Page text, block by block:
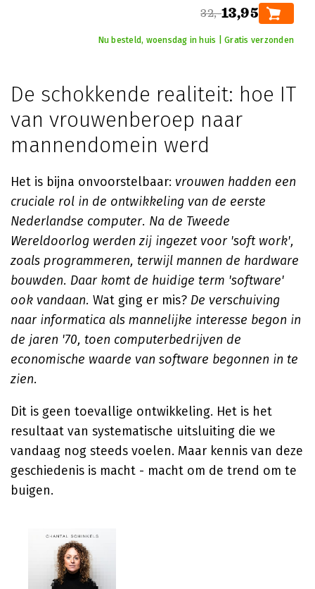
32,-13,95
Nu besteld, woensdag in huis | Gratis verzonden
De schokkende realiteit: hoe IT
van vrouwenberoep naar
mannendomein werd
Het is bijna onvoorstelbaar: vrouwen hadden een
cruciale rol in de ontwikkeling van de eerste
Nederlandse computer. Na de Tweede
Wereldoorlog werden zij ingezet voor 'soft work',
zoals programmeren, terwijl mannen de hardware
bouwden. Daar komt de huidige term 'software'
ook vandaan. Wat ging er mis? De verschuiving
naar informatica als mannelijke interesse begon in
de jaren '70, toen computerbedrijven de
economische waarde van software begonnen in te
zien.
Dit is geen toevallige ontwikkeling. Het is het
resultaat van systematische uitsluiting die we
vandaag nog steeds voelen. Maar kennis van deze
geschiedenis is macht - macht om de trend om te
buigen.